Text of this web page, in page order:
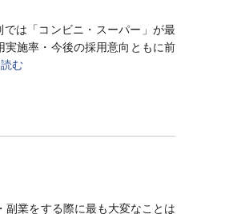
は「コンビニ・スーパー」が最
施率・今後の採用意向ともに前
む
副業をする際に最も大変なことは